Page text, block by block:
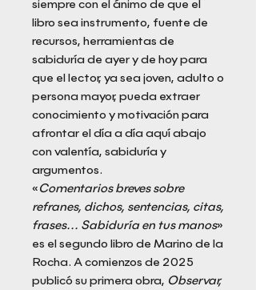
siempre con el ánimo de que el
libro sea instrumento, fuente de
recursos, herramientas de
sabiduría de ayer y de hoy para
que el lector, ya sea joven, adulto o
persona mayor, pueda extraer
conocimiento y motivación para
afrontar el día a día aquí abajo
con valentía, sabiduría y
argumentos.
«Comentarios breves sobre
refranes, dichos, sentencias, citas,
frases... Sabiduría en tus manos»
es el segundo libro de Marino de la
Rocha. A comienzos de 2025
publicó su primera obra, Observar,